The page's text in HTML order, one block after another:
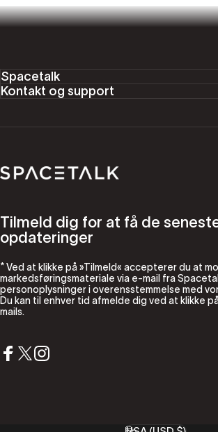
Spacetalk
Kontakt og support
Spacetalk
Tilmeld dig for at få de
opdateringer
* Ved at klikke på »Tilmeld« accepterer du at
markedsføringsmateriale via e-mail fra
personoplysninger i overensstemmelse med
Du kan til enhver tid afmelde dig ved at klikke
mails.